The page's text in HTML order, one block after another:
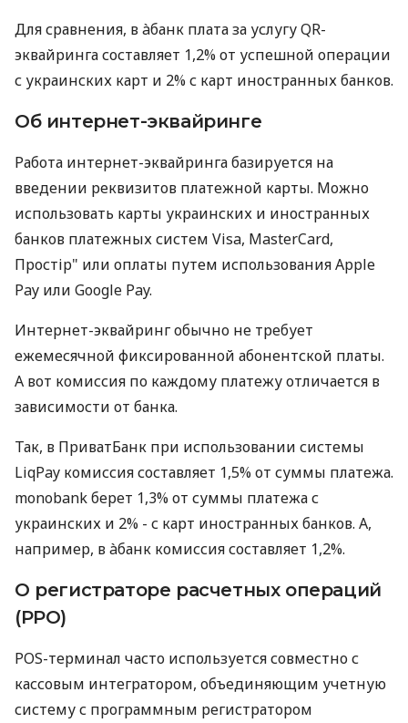
Для сравнения, в àбанк плата за услугу QR-
эквайринга составляет 1,2% от успешной операции
с украинских карт и 2% с карт иностранных банков.
Об интернет-эквайринге
Работа интернет-эквайринга базируется на
введении реквизитов платежной карты. Можно
использовать карты украинских и иностранных
банков платежных систем Visa, MasterCard,
Простір" или оплаты путем использования Apple
Pay или Google Pay.
Интернет-эквайринг обычно не требует
ежемесячной фиксированной абонентской платы.
А вот комиссия по каждому платежу отличается в
зависимости от банка.
Так, в ПриватБанк при использовании системы
LiqPay комиссия составляет 1,5% от суммы платежа.
monobank берет 1,3% от суммы платежа с
украинских и 2% - с карт иностранных банков. А,
например, в àбанк комиссия составляет 1,2%.
О регистраторе расчетных операций
(РРО)
POS-терминал часто используется совместно с
кассовым интегратором, объединяющим учетную
систему с программным регистратором